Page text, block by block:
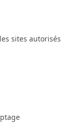
sites autorisés